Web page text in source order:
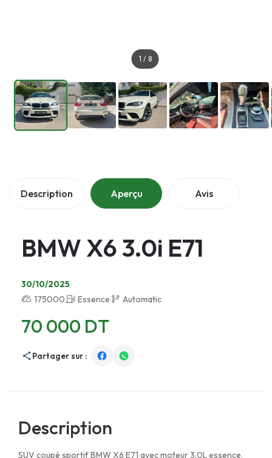
1 / 8
Description Aperçu Avis
BMW X6 3.0i E71
30/10/2025
175000
Essence Automatic
70 000 DT
Partager sur :
Description
SUV coupé sportif BMW X6 E71 avec moteur 3.0L essence,